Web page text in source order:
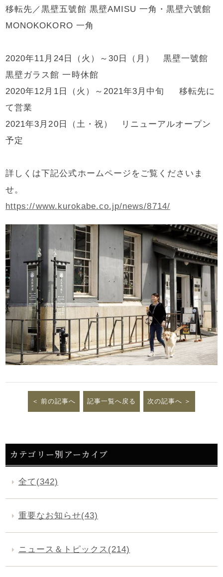
移転先／黒壁五號館 黒壁AMISU 一角・黒壁六號館
MONOKOKORO 一角
2020年11月24日（火）～30日（月） 黒壁一號館
黒壁ガラス館 一時休館
2020年12月1日（火）～2021年3月中旬 移転先に
て営業
2021年3月20日（土・祝） リニューアルオープン
予定
詳しくは下記公式ホームページをご覧くださいま
せ。
https://www.kurokabe.co.jp/news/8714/
前の記事へ 記事一覧へ戻る 次の記事へ
カテゴリー別アーカイブ
全て(342)
重要なお知らせ(43)
ニュース＆トピックス(214)